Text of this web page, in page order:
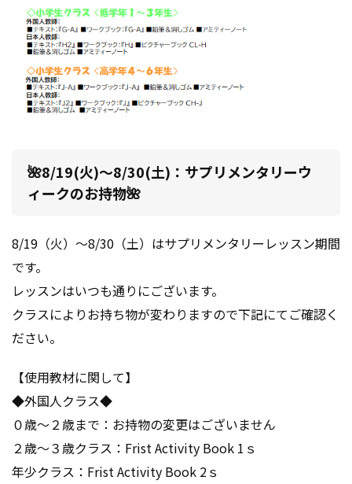
🌺8/19(火)～8/30(土)：サプリメンタリーウ
ィークのお持物🌺
8/19（火）～8/30（土）はサプリメンタリーレッスン期間
です。
レッスンはいつも通りにございます。
クラスによりお持ち物が変わりますので下記にてご確認く
ださい。
【使用教材に関して】
◆外国人クラス◆
０歳～２歳まで：お持物の変更はございません
２歳～３歳クラス：Frist Activity Book 1ｓ
年少クラス：Frist Activity Book 2ｓ